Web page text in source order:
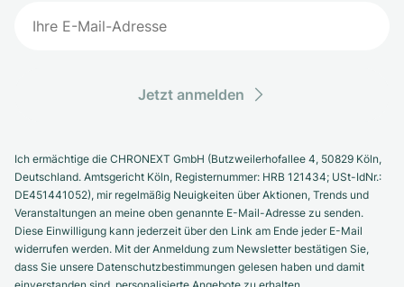
Jetzt anmelden
Ich ermächtige die CHRONEXT GmbH (Butzweilerhofallee 4, 50829 Köln,
Deutschland. Amtsgericht Köln, Registernummer: HRB 121434; USt-IdNr.:
DE451441052), mir regelmäßig Neuigkeiten über Aktionen, Trends und
Veranstaltungen an meine oben genannte E-Mail-Adresse zu senden.
Diese Einwilligung kann jederzeit über den Link am Ende jeder E-Mail
widerrufen werden. Mit der Anmeldung zum Newsletter bestätigen Sie,
dass Sie unsere Datenschutzbestimmungen gelesen haben und damit